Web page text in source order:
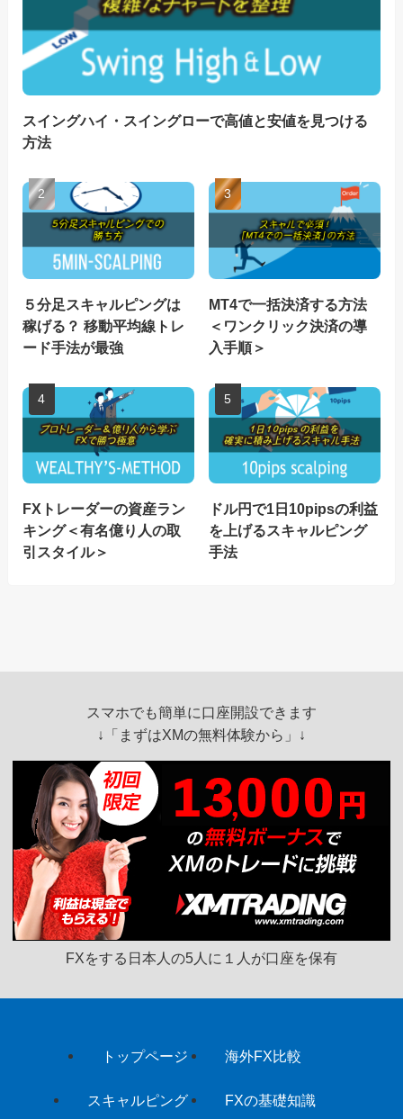
スイングハイ・スイングローで高値と安値を見つける
方法
５分足スキャルピングは
稼げる？ 移動平均線トレ
ード手法が最強
MT4で一括決済する方法
＜ワンクリック決済の導
入手順＞
FXトレーダーの資産ラン
キング＜有名億り人の取
引スタイル＞
ドル円で1日10pipsの利益
を上げるスキャルピング
手法
スマホでも簡単に口座開設できます
↓「 まずはXMの無料体験から 」↓
FXをする日本人の5人に１人が口座を保有
トップページ 海外FX比較
スキャルピング FXの基礎知識